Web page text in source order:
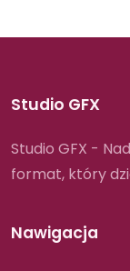
Studio GFX
Studio GFX -
format, który
Nawigacja